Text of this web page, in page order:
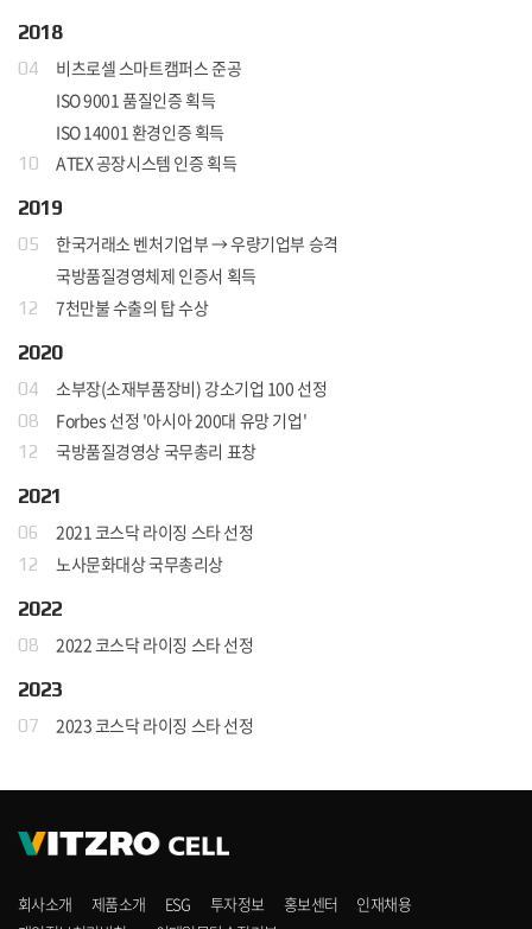
2018
04
비츠로셀 스마트캠퍼스 준공
ISO 9001 품질인증 획득
ISO 14001 환경인증 획득
10
ATEX 공장시스템 인증 획득
2019
05
한국거래소 벤처기업부 → 우량기업부 승격
국방품질경영체제 인증서 획득
12
7천만불 수출의 탑 수상
2020
04 소부장(소재부품장비) 강소기업 100 선정
08 Forbes 선정 '아시아 200대 유망 기업'
12
국방품질경영상 국무총리 표창
2021
06 2021 코스닥 라이징 스타 선정
12
노사문화대상 국무총리상
2022
08
2022 코스닥 라이징 스타 선정
2023
07 2023 코스닥 라이징 스타 선정
회사소개 제품소개 ESG 투자정보 홍보센터
인재채용